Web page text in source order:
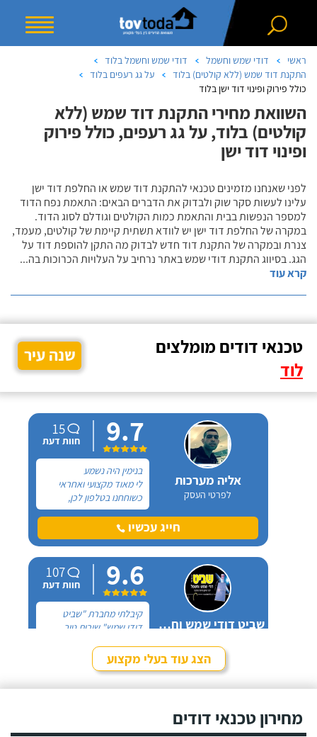
ראשי דודי שמש וחשמל
דודי שמש וחשמל בלוד
התקנת דוד שמש (ללא קולטים) בלוד
על גג רעפים בלוד
כולל פירוק ופינוי דוד ישן בלוד
השוואת מחירי התקנת דוד שמש (ללא
קולטים) בלוד, על גג רעפים, כולל פירוק
ופינוי דוד ישן
לפני שאנחנו מזמינים טכנאי להתקנת דוד שמש או החלפת דוד ישן
עלינו לעשות סקר שוק ולבדוק את הדברים הבאים: התאמת נפח הדוד
למספר הנפשות בבית והתאמת כמות הקולטים וגודלם לסוג הדוד.
במקרה של החלפת דוד ישן יש לוודא תשתית קיימת של קולטים, מעמד,
צנרת ובמקרה של התקנת דוד חדש לבדוק מה התקן להוספת דוד על
הגג. בסיווג התקנת דודי שמש באתר נרחיב על העלויות הכרוכות בה...
קרא עוד
טכנאי דודים מומלצים
לוד
שנה עיר
אליה מערכות
לפרטי העסק
9.7
15
חוות דעת
בנימין היה נשמע
לי מאוד מקצועי ואחראי
כשוחחנו בטלפון לכן,
הזמנתי אותו להחלפת דוד
שמש וקולטים בבניין בו אני
גרה והוא אכן נתן שירות
עבודה נקייה ומסודרת.
חייג עכשיו
שביט דודי שמש וחשמל בע"מ
9.6
107
חוות דעת
קיבלתי מחברת "שביט
דודי שמש" שירות טוב,
אותם לא מזמן, כשהתפוצץ
לי הדוד שמש של הדירה.חייג עכשיו
הצג עוד בעלי מקצוע
מחירון טכנאי דודים